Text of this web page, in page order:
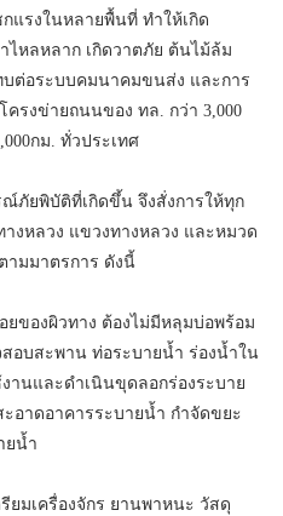
แรงในหลายพื้นที่ ทำให้เกิด
หลหลาก เกิดวาตภัย ต้นไม้ล้ม
ต่อระบบคมนาคมขนส่ง และการ
รงข่ายถนนของ ทล. กว่า 3,000
กม. ทั่วประเทศ
ภัยพิบัติที่เกิดขึ้น จึงสั่งการให้ทุก
งหลวง แขวงทางหลวง และหมวด
ามมาตรการ ดังนี้
ยของผิวทาง ต้องไม่มีหลุมบ่อพร้อม
อบสะพาน ท่อระบายน้ำ ร่องน้ำใน
านและดำเนินขุดลอกร่องระบาย
อาดอาคารระบายน้ำ กำจัดขยะ
ยน้ำ
ยมเครื่องจักร ยานพาหนะ วัสดุ